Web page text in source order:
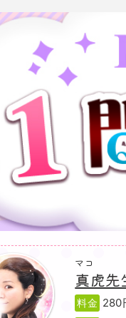
マコ
真虎先
料金 280